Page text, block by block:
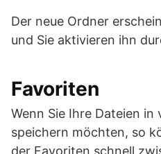
Der neue Ordner
und Sie aktivieren ihn
Favoriten
Wenn Sie Ihre Dateien
speichern möchten, so
der Favoriten schnell